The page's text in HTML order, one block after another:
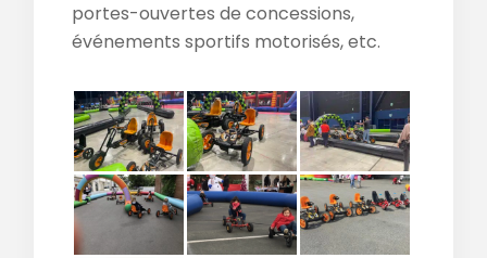
portes-ouvertes de concessions,
événements sportifs motorisés, etc.